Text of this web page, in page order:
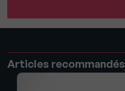
Articles recommandés